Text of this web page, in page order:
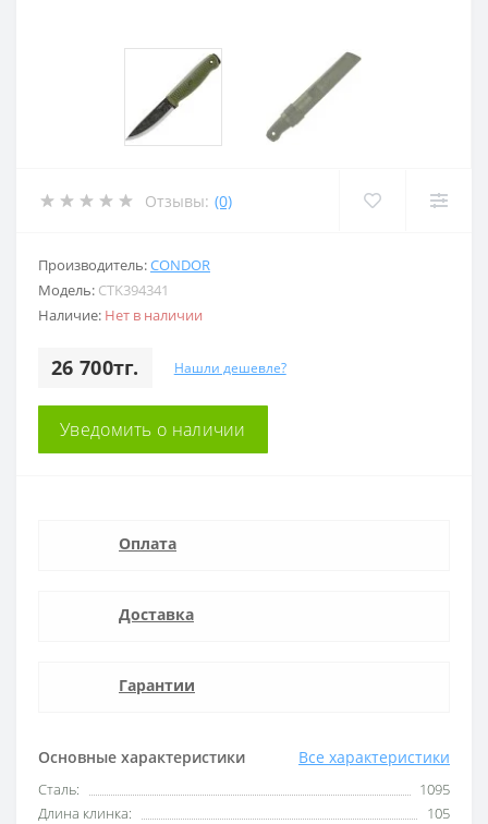
Отзывы: (0)
Производитель:CONDOR
Модель: CTK394341
Наличие: Нет в наличии
26 700тг. Нашли дешевле?
Уведомить о наличии
Основные характеристики Все характеристики
Сталь:
1095
Длина клинка:
105
Оплата
Доставка
Гарантии